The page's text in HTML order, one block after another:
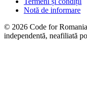
Notă de informare
© 2026 Code for
independentă, neafiliată